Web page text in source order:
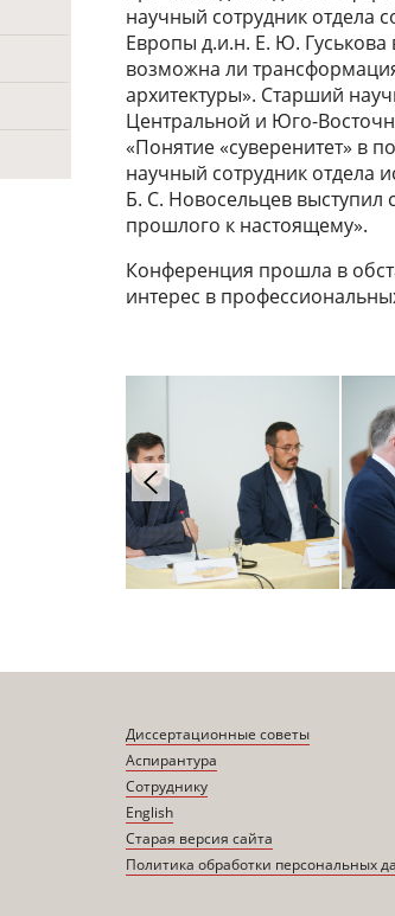
научный сотрудник отдела
Европы д.и.н. Е. Ю. Гуськова
возможна ли
архитектуры». Старший
Центральной и Юго-
«Понятие «суверенитет» в
научный сотрудник отдела
Б. С. Новосельцев
прошлого к настоящему».
Конференция прошла в
интерес в
Диссертационные советы
Аспирантура
Сотруднику
English
Старая версия сайта
Политика обработки персональных